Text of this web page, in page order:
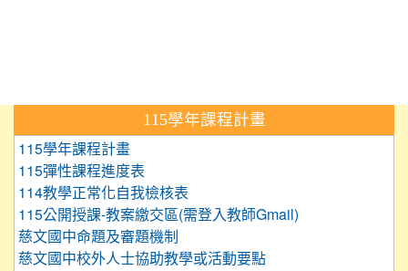
115學年課程計畫
115學年課程計畫
115彈性課程進度表
114教學正常化自我檢核表
115公開授課-教案繳交區(需登入教師Gmail)
慈文國中命題及審題機制
慈文國中校外人士協助教學或活動要點